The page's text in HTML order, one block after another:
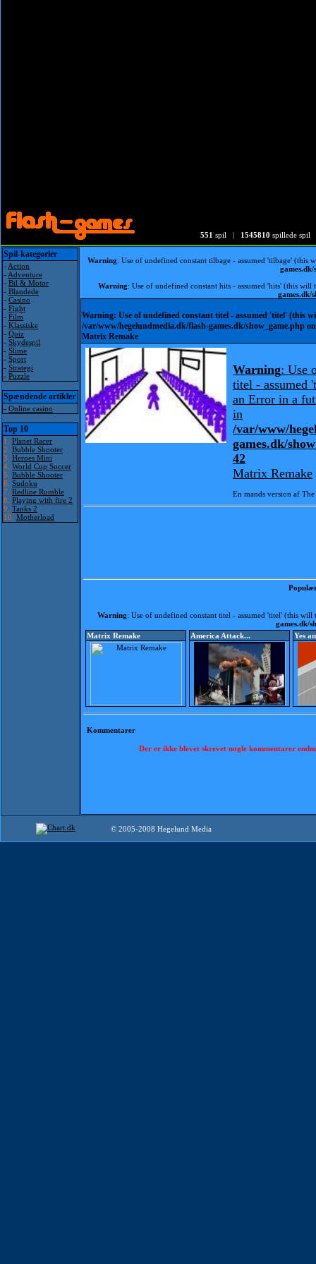
551 spil | 1545810 spillede spil
Spil-kategorier
- Action
- Adventure
- Bil & Motor
- Blandede
- Casino
- Fight
- Film
- Klassiske
- Quiz
- Skydespil
- Slime
- Sport
- Strategi
- Puzzle
Spændende artikler
- Online casino
Top 10
1.
Planet Racer
2. Bubble Shooter
3. Heroes Mini
4. World Cup Soccer
5. Bubble Shooter
6. Sudoku
7. Redline Rumble
8. Playing with fire 2
9. Tanks 2
10. Motherload
Warning: Use of undefined constant tilbage - assumed 'tilbage'
Warning: Use of undefined constant hits - assumed 'hits' (this
games.dk/
Warning: Use of undefined constant titel - assumed 'titel' (this
/var/www/hegelundmedia.dk/flash-games.dk/show_game.php
Matrix Remake
Warning: Use
titel - assumed
an Error in a
in
/var/www/
games.dk/
42
Matrix Remake
En mands version af
Warning: Use of undefined constant titel - assumed 'titel' (this
games.dk/
Matrix Remake
America Attack... Yes
Kommentarer
Der er ikke blevet skrevet nogle kommentarer
© 2005-2008 Hegelund Media